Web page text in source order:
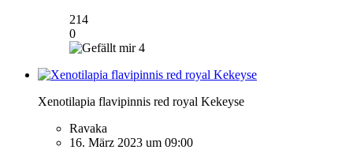
214
0
4
Xenotilapia flavipinnis red royal Kekeyse
Ravaka
16. März 2023 um 09:00